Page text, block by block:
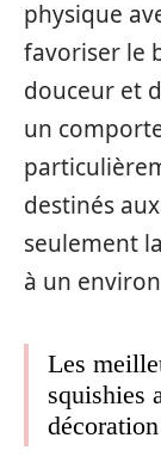
physique
favoriser le
douceur et
un
destinés
seulement
à un
Les
squishies
décoration